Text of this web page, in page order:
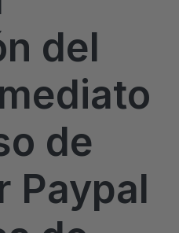
del
de
Paypal